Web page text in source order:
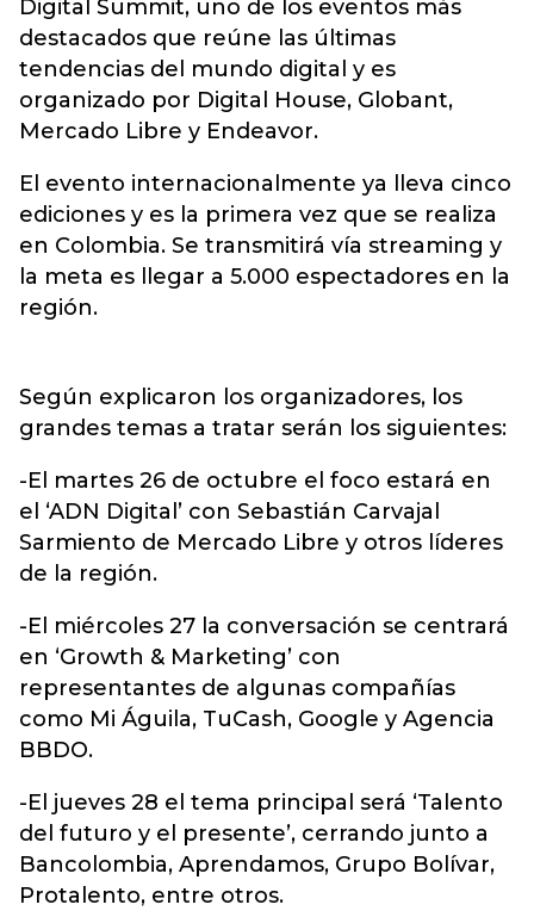
Digital Summit, uno de los eventos más
destacados que reúne las últimas
tendencias del mundo digital y es
organizado por Digital House, Globant,
Mercado Libre y Endeavor.
El evento internacionalmente ya lleva cinco
ediciones y es la primera vez que se realiza
en Colombia. Se transmitirá vía streaming y
la meta es llegar a 5.000 espectadores en la
región.
Según explicaron los organizadores, los
grandes temas a tratar serán los siguientes:
-El martes 26 de octubre el foco estará en
el ‘ADN Digital’ con Sebastián Carvajal
Sarmiento de Mercado Libre y otros líderes
de la región.
-El miércoles 27 la conversación se centrará
en ‘Growth & Marketing’ con
representantes de algunas compañías
como Mi Águila, TuCash, Google y Agencia
BBDO.
-El jueves 28 el tema principal será ‘Talento
del futuro y el presente’, cerrando junto a
Bancolombia, Aprendamos, Grupo Bolívar,
Protalento, entre otros.